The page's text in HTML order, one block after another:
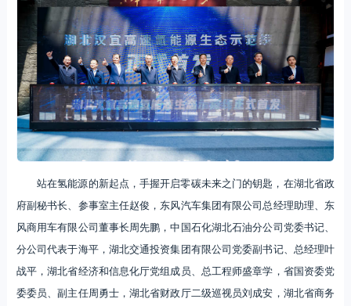
站在氢能源的新起点，手握开启零碳未来之门的钥匙，在湖北省政
府副秘书长、参事室主任赵俊，东风汽车集团有限公司总经理助理、东
风商用车有限公司董事长周先鹏，中国石化湖北石油分公司党委书记、
分公司代表于海平，湖北交通投资集团有限公司党委副书记、总经理叶
战平，湖北省经济和信息化厅党组成员、总工程师盛章学，省国资委党
委委员、副主任周勇士，湖北省财政厅二级巡视员刘成安，湖北省商务